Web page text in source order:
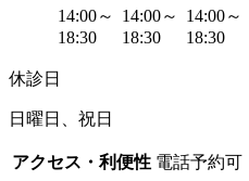
14:00～
18:30
14:00～
18:30
14:00～
18:30
休診日
日曜日、祝日
アクセス・利便性 電話予約可